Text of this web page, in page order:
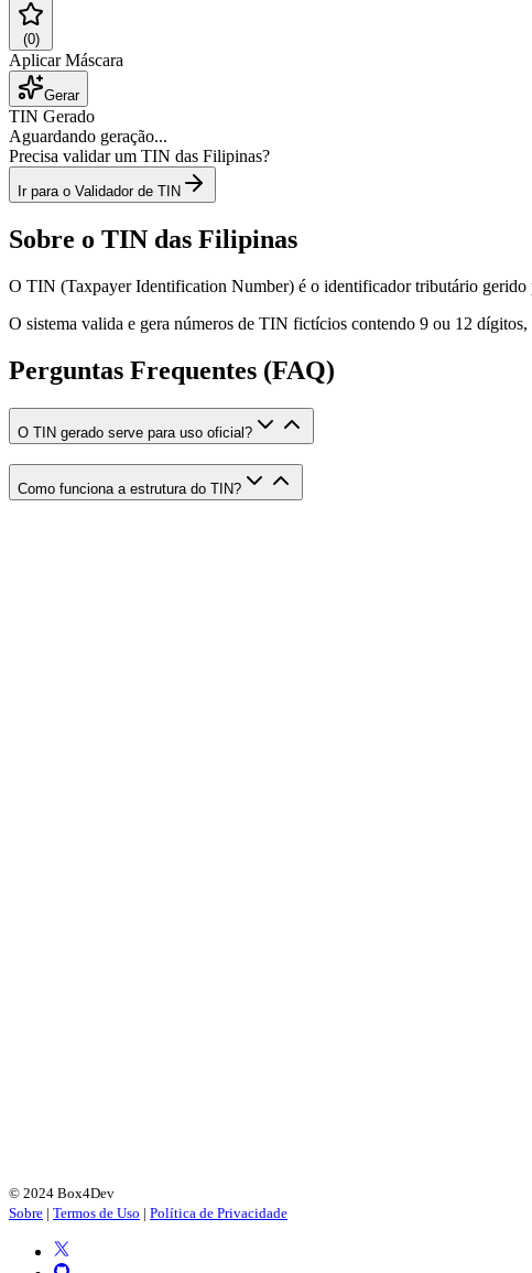
(0)
Aplicar Máscara
Gerar
TIN Gerado
Aguardando geração...
Precisa validar um TIN das Filipinas?
Ir para o Validador de TIN
Sobre o TIN das Filipinas
O TIN (Taxpayer Identification Number) é o identificador tributário gerido
O sistema valida e gera números de TIN fictícios contendo 9 ou 12
Perguntas Frequentes (FAQ)
O TIN gerado serve para uso oficial?
Como funciona a estrutura do TIN?
© 2024 Box4Dev
Sobre | Termos de Uso | Política de Privacidade